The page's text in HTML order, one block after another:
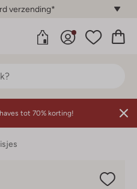
verzending*
tot 70% korting!